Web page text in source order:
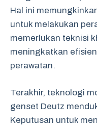
Hal ini
untuk melakukan
memerlukan teknisi
meningkatkan
perawatan.
Terakhir, teknologi
genset Deutz
Keputusan untuk